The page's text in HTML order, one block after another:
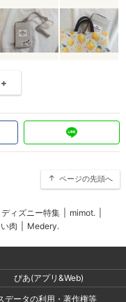
ページの先頭へ
ィズニー特集 mimot.
肉 Medery.
ぴあ(アプリ&Web)
データの利用・著作権等